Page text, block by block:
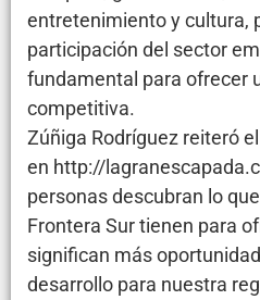
entretenimiento y cultura,
participación del sector
fundamental para ofrecer
competitiva.
Zúñiga Rodríguez reiteró
en http://
personas descubran lo
Frontera Sur tienen para
significan más
desarrollo para nuestra